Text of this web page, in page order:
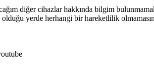
diğer cihazlar hakkında bilgim
yerde herhangi bir hareketlilik